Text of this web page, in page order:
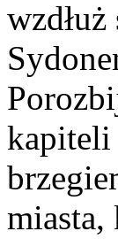
kapiteli
miasta,